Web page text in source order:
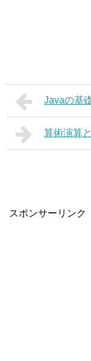
Javaの基
算術演算
スポンサーリンク